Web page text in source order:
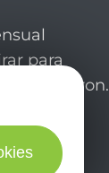
para
el Aveyron.